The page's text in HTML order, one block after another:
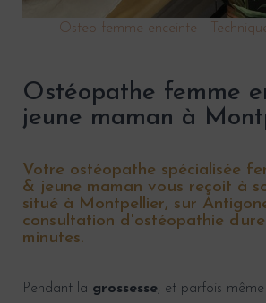
Osteo femme enceinte -
Ostéopathe femme
jeune maman à
Votre ostéopathe spécialisée
& jeune maman vous reçoit à
situé à Montpellier, sur
consultation d'ostéopathie
minutes.
Pendant la grossesse, et parfois